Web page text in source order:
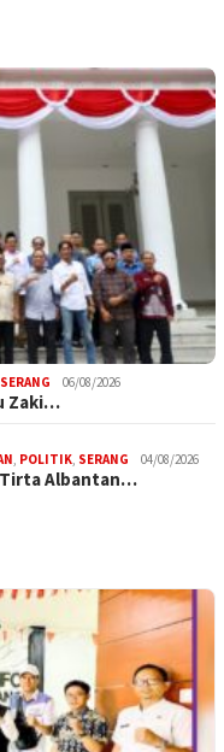
SERANG 06/08/2026
Zaki…
, POLITIK, SERANG 04/08/2026
Tirta Albantan…